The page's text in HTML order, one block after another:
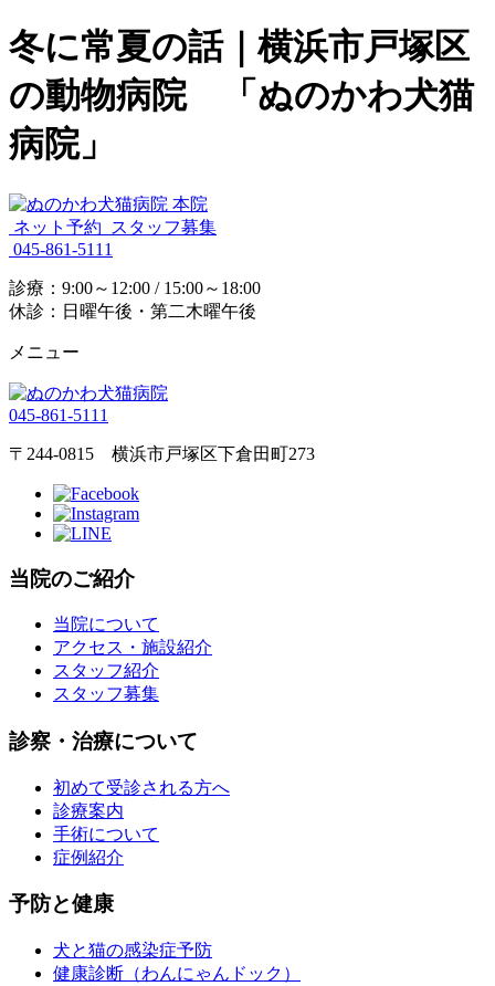
冬に常夏の話｜横浜市戸塚区
の動物病院 「ぬのかわ犬猫
病院」
ネット予約
スタッフ募集
045-861-5111
診療：9:00～12:00 / 15:00～18:00
休診：日曜午後・第二木曜午後
メニュー
045-861-5111
〒244-0815 横浜市戸塚区下倉田町273
当院のご紹介
当院について
アクセス・施設紹介
スタッフ紹介
スタッフ募集
診察・治療について
初めて受診される方へ
診療案内
手術について
症例紹介
予防と健康
犬と猫の感染症予防
健康診断（わんにゃんドック）